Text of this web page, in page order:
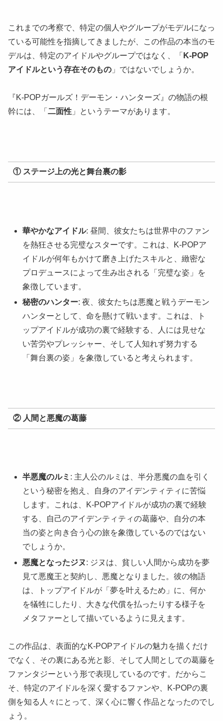
これまでの考察で、特定の個人やグループがモデルになっ
ている可能性を指摘してきましたが、この作品の本当のモ
デルは、特定のアイドルやグループではなく、「 K-POP
アイドルという存在そのもの 」ではないでしょうか。
『K-POPガールズ！デーモン・ハンターズ』の物語の根
幹には、「 二面性 」というテーマがあります。
① ステージ上の光と舞台裏の影
華やかなアイドル: 昼間、彼女たちは世界中のファン
を熱狂させる完璧なスターです。これは、K-POPア
イドルが何年もかけて磨き上げたスキルと、緻密な
プロデュースによって生み出される「完璧な姿」を
象徴しています。
秘密のハンター: 夜、彼女たちは悪魔と戦うデーモン
ハンターとして、命を懸けて戦います。これは、ト
ップアイドルが成功の裏で経験する、人には見せな
い苦労やプレッシャー、そして人知れず努力する
「舞台裏の姿」を象徴していると考えられます。
② 人間と悪魔の葛藤
半悪魔のルミ : 主人公のルミは、半分悪魔の血を引く
という秘密を抱え、自身のアイデンティティに苦悩
します。これは、K-POPアイドルが成功の裏で経験
する、自己のアイデンティティの葛藤や、自分の本
当の姿と向き合う心の旅を象徴しているのではない
でしょうか。
悪魔となったジヌ: ジヌは、貧しい人間から成功を夢
見て悪魔王と契約し、悪魔となりました。彼の物語
は、トップアイドルが「夢を叶えるため」に、何か
を犠牲にしたり、大きな代償を払ったりする様子を
メタファーとして描いているように見えます。
この作品は、表面的なK-POPアイドルの魅力を描くだけ
でなく、その裏にある光と影、そして人間としての葛藤を
ファンタジーという形で表現しているのです。だからこ
そ、特定のアイドルを深く愛するファンや、K-POPの裏
側を知る人々にとって、深く心に響く作品となったのでし
ょう。